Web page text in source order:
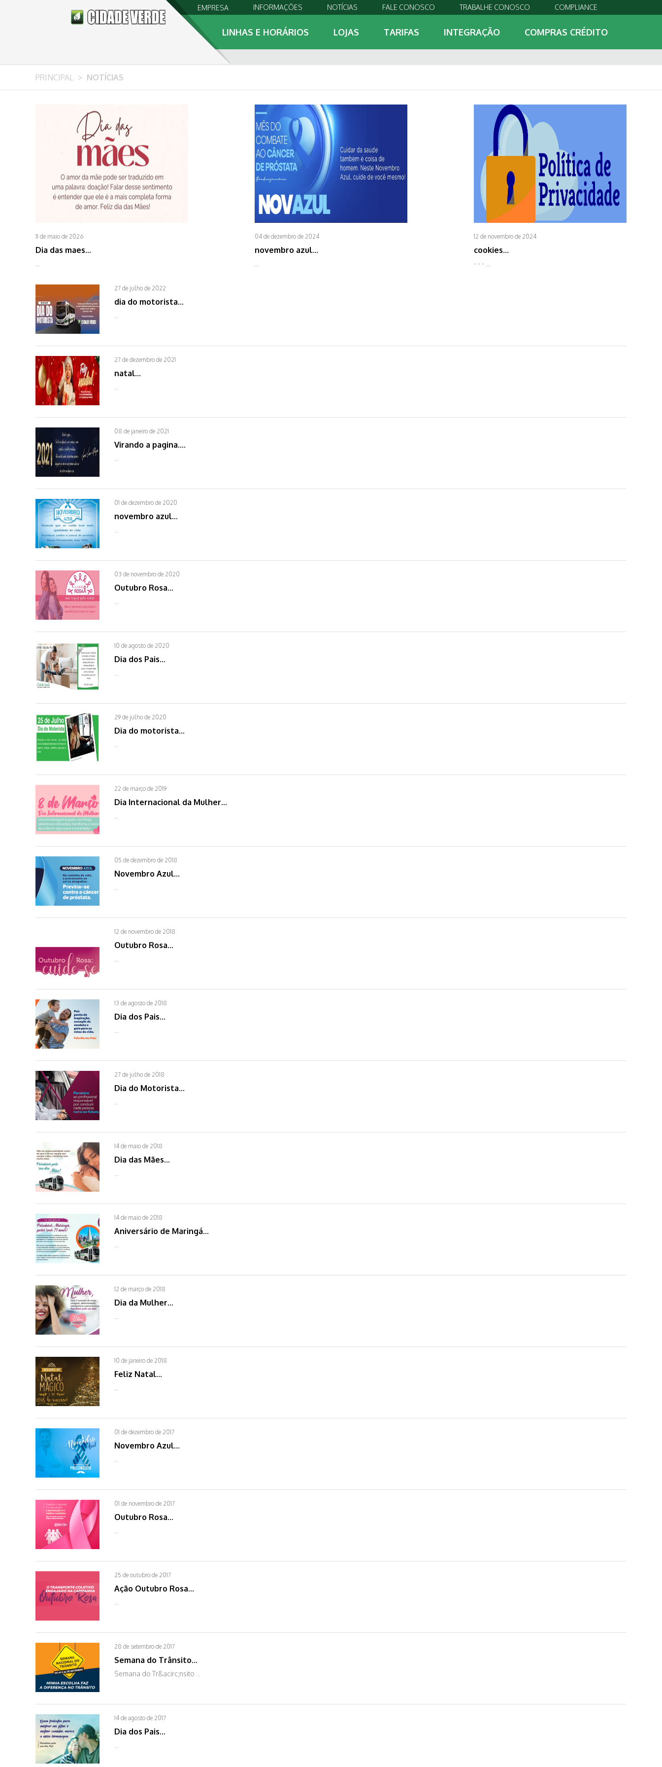
EMPRESA INFORMAÇÕES NOTÍCIAS FALE CONOSCO TRABALHE CONOSCO COMPLIANCE
LINHAS E HORÁRIOS LOJAS TARIFAS INTEGRAÇÃO COMPRAS CRÉDITO
PRINCIPAL > NOTÍCIAS
11 de maio de 2026
Dia das maes...
04 de dezembro de 2024
novembro azul...
12 de novembro de 2024
cookies...
- - - ...
27 de julho de 2022
dia do motorista...
27 de dezembro de 2021
natal...
08 de janeiro de 2021
Virando a pagina....
01 de dezembro de 2020
novembro azul...
03 de novembro de 2020
Outubro Rosa...
10 de agosto de 2020
Dia dos Pais...
29 de julho de 2020
Dia do motorista...
22 de março de 2019
Dia Internacional da Mulher...
05 de dezembro de 2018
Novembro Azul...
12 de novembro de 2018
Outubro Rosa...
13 de agosto de 2018
Dia dos Pais...
27 de julho de 2018
Dia do Motorista...
14 de maio de 2018
Dia das Mães...
14 de maio de 2018
Aniversário de Maringá...
12 de março de 2018
Dia da Mulher...
10 de janeiro de 2018
Feliz Natal...
01 de dezembro de 2017
Novembro Azul...
01 de novembro de 2017
Outubro Rosa...
25 de outubro de 2017
Ação Outubro Rosa...
28 de setembro de 2017
Semana do Trânsito...
Semana do Tr&acirc;nsito ...
14 de agosto de 2017
Dia dos Pais...